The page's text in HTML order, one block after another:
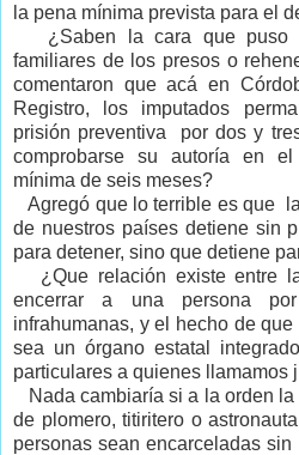
la pena mínima prevista para el
¿Saben la cara que puso
familiares de los presos o
comentaron que acá en
Registro, los imputados
prisión preventiva por dos y
comprobarse su autoría en
mínima de seis meses?
Agregó que lo terrible es que
de nuestros países detiene sin
para detener, sino que detiene
¿Que relación existe entre
encerrar a una persona
infrahumanas, y el hecho de
sea un órgano estatal
particulares a quienes llamamos
Nada cambiaría si a la orden
de plomero, titiritero o
personas sean encarceladas